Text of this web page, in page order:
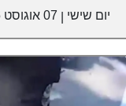
יום שישי 07 אוגוסט 2026